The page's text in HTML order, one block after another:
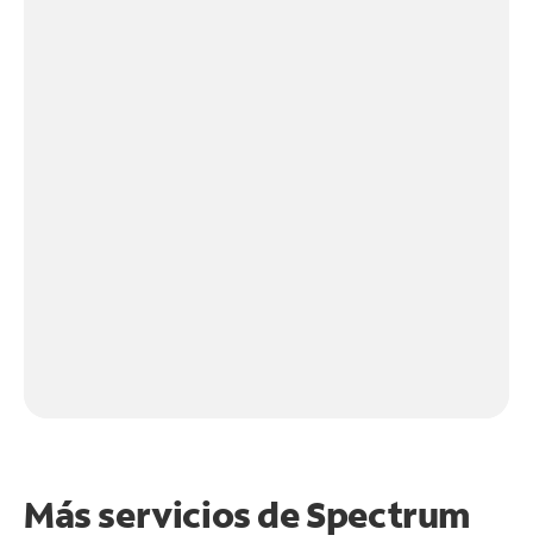
Más servicios de Spectrum